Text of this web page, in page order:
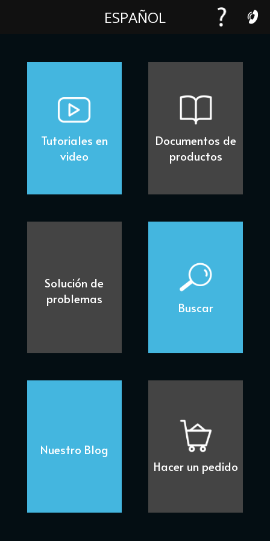
ESPAÑOL
Tutoriales en
video
Documentos de
productos
Solución de
problemas
Buscar
Nuestro Blog
Hacer un pedido